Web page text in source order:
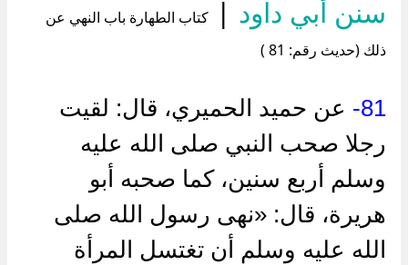
سنن أبي داود |
كتاب الطهارة باب النهي عن
ذلك (حديث رقم: 81 )
81-
عن حميد الحميري، قال: لقيت
رجلا صحب النبي صلى الله عليه
وسلم أربع سنين، كما صحبه أبو
هريرة، قال: «نهى رسول الله صلى
الله عليه وسلم أن تغتسل المرأة